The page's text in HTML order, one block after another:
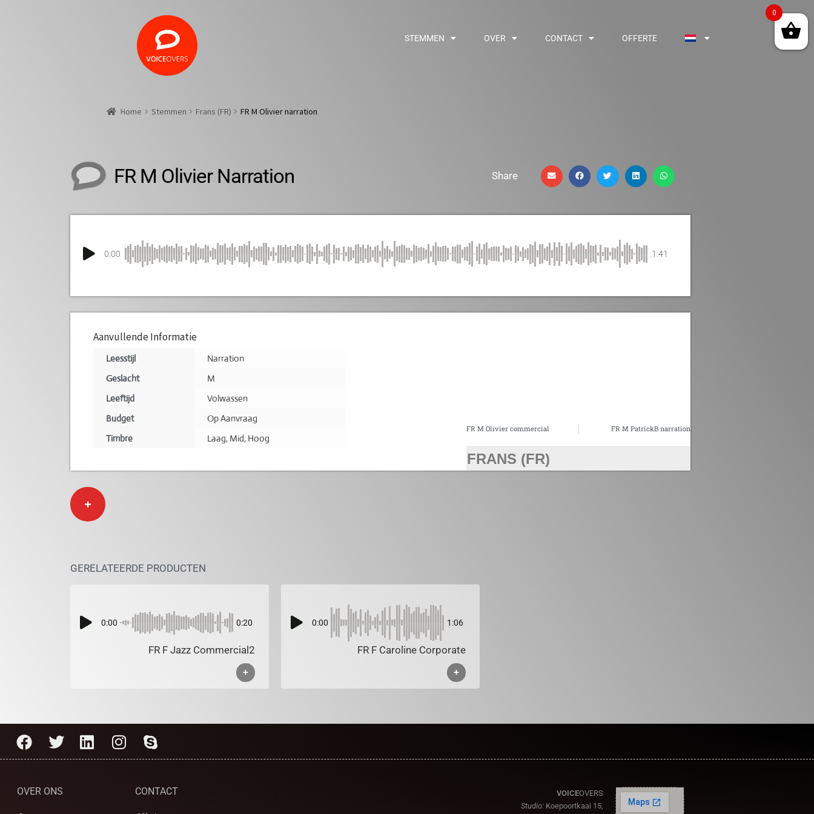
STEMMEN OVER CONTACT OFFERTE
Home Stemmen Frans (FR) FR M Olivier narration
FR M Olivier Narration Share
0:00 1:41
Aanvullende Informatie
Leesstijl
Narration
Geslacht
M
Leeftijd
Volwassen
Budget
Op Aanvraag
Timbre
Laag, Mid, Hoog
FR M Olivier commercial FR M PatrickB narration
FRANS (FR)
+
GERELATEERDE PRODUCTEN
0:00 0:20
FR F Jazz Commercial2
+
0:00 1:06
FR F Caroline Corporate
+
OVER ONS CONTACT VOICEOVERS
Studio:Koepoortkaai 15,
0